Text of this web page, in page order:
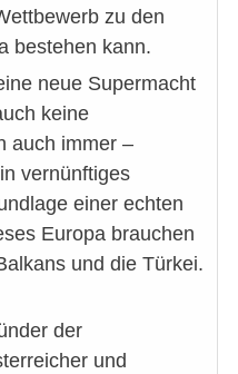
zu den
bestehen kann.
neue Supermacht
keine
auch immer –
vernünftiges
einer echten
Europa brauchen
und die Türkei.
der
und